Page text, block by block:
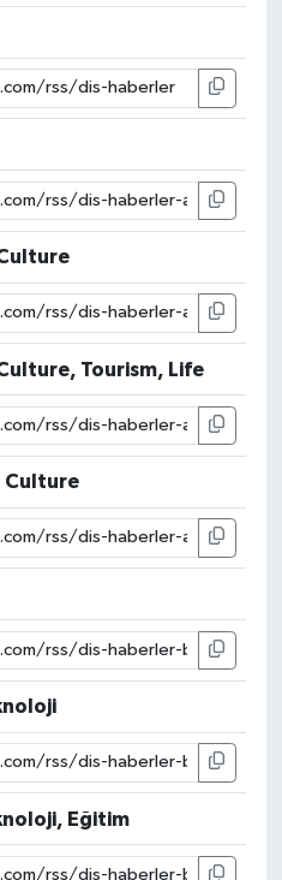
Tourism, Life
Culture
Eğitim